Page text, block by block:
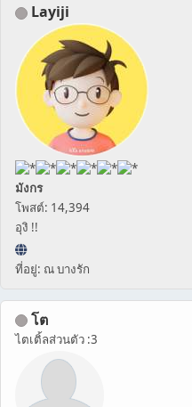
Layiji
มังกร
โพสต์: 14,394
อุงิ !!
ที่อยู่: ณ บางรัก
โต
ไตเติ้ลส่วนตัว :3